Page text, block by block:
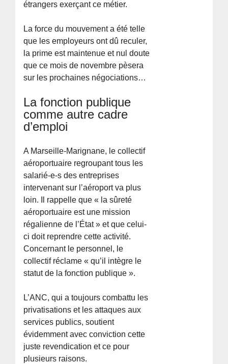
étrangers exerçant ce métier.
La force du mouvement a été telle
que les employeurs ont dû reculer,
la prime est maintenue et nul doute
que ce mois de novembre pèsera
sur les prochaines négociations…
La fonction publique
comme autre cadre
d’emploi
A Marseille-Marignane, le collectif
aéroportuaire regroupant tous les
salarié-e-s des entreprises
intervenant sur l’aéroport va plus
loin. Il rappelle que « la sûreté
aéroportuaire est une mission
régalienne de l’État » et que celui-
ci doit reprendre cette activité.
Concernant le personnel, le
collectif réclame « qu’il intègre le
statut de la fonction publique ».
L’ANC, qui a toujours combattu les
privatisations et les attaques aux
services publics, soutient
évidemment avec conviction cette
juste revendication et ce pour
plusieurs raisons.